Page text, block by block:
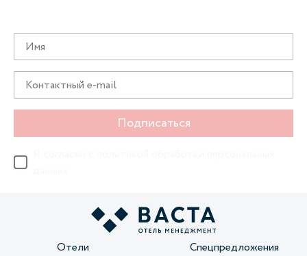
Подписаться
Отели Спецпредложения